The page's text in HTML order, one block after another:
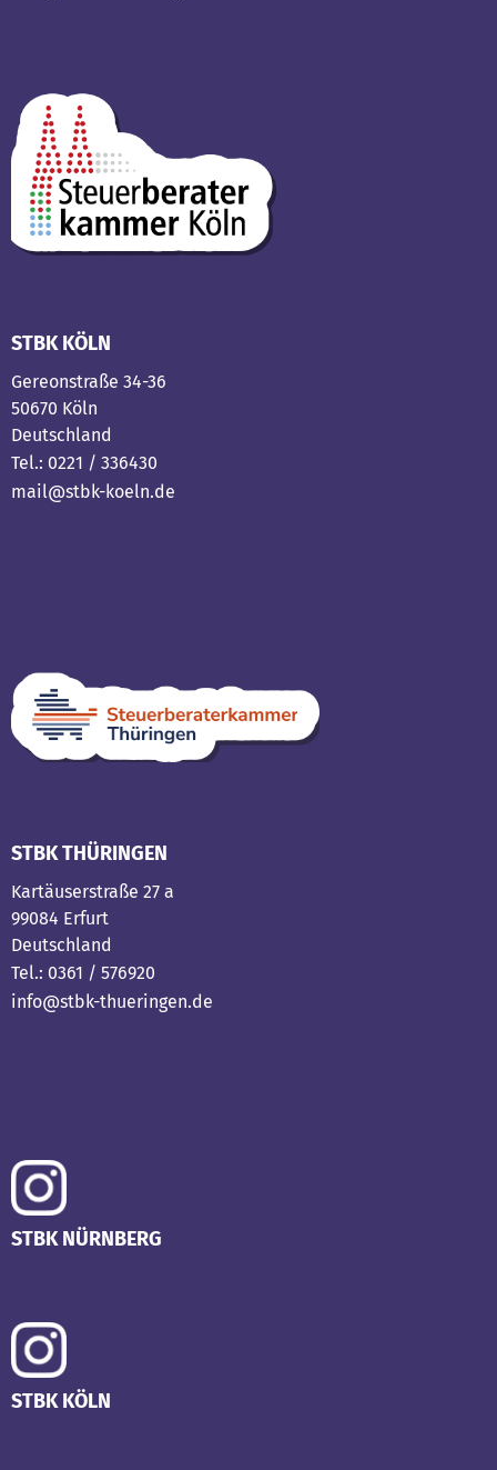
STBK KÖLN
Gereonstraße 34-36
50670 Köln
Deutschland
Tel.: 0221 / 336430
mail@stbk-koeln.de
STBK THÜRINGEN
Kartäuserstraße 27 a
99084 Erfurt
Deutschland
Tel.: 0361 / 576920
info@stbk-thueringen.de
STBK NÜRNBERG
STBK KÖLN